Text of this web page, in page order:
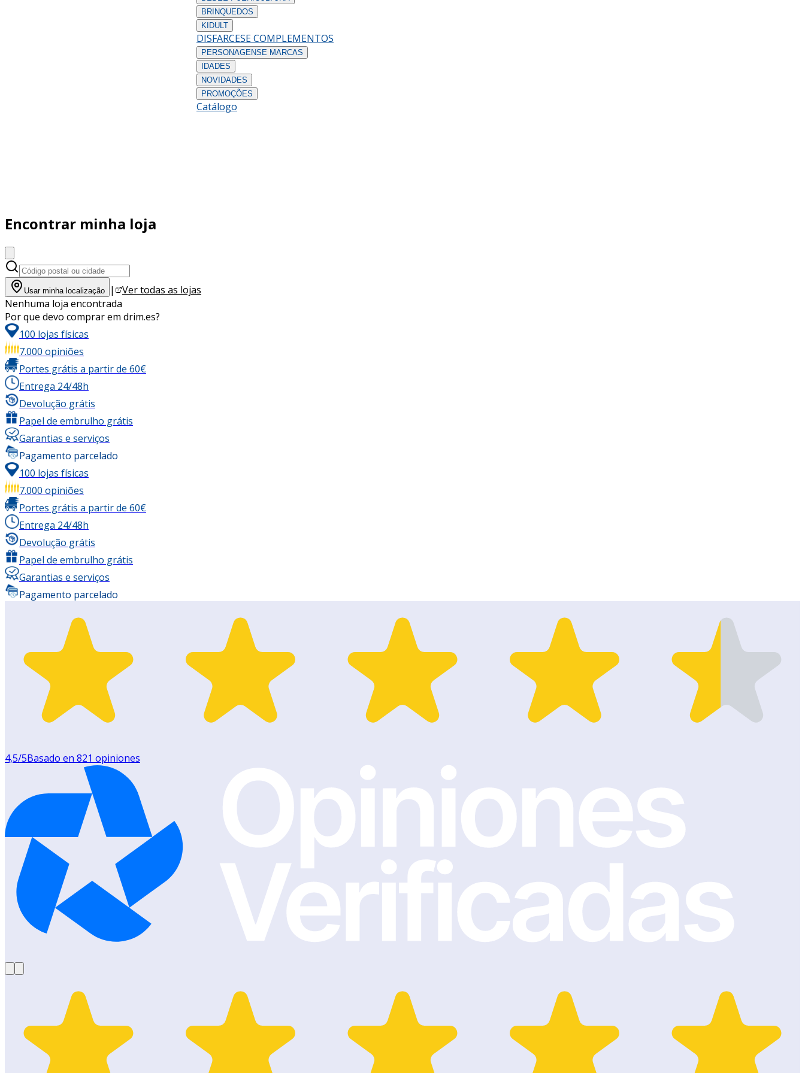
BRINQUEDOS
KIDULT
DISFARCESE COMPLEMENTOS
PERSONAGENS E MARCAS
IDADES
NOVIDADES
PROMOÇÕES
Catálogo
Encontrar minha loja
Usar minha localização |
Ver todas as lojas
Nenhuma loja encontrada
Por que devo comprar em drim.es?
100 lojas físicas
7.000 opiniões
Portes grátis a partir de 60€
Entrega 24/48h
Devolução grátis
Papel de embrulho grátis
Garantias e serviços
Pagamento parcelado
100 lojas físicas
7.000 opiniões
Portes grátis a partir de 60€
Entrega 24/48h
Devolução grátis
Papel de embrulho grátis
Garantias e serviços
Pagamento parcelado
4,5/5Basado en 821 opiniones